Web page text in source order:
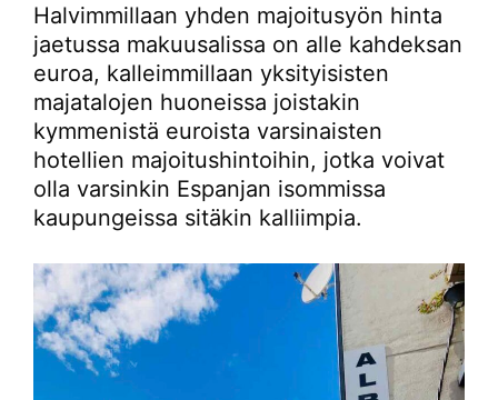
Halvimmillaan yhden majoitusyön hinta
jaetussa makuusalissa on alle kahdeksan
euroa, kalleimmillaan yksityisisten
majatalojen huoneissa joistakin
kymmenistä euroista varsinaisten
hotellien majoitushintoihin, jotka voivat
olla varsinkin Espanjan isommissa
kaupungeissa sitäkin kalliimpia.